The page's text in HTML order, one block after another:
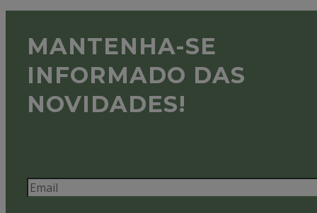
MANTENHA-SE
INFORMADO DAS
NOVIDADES!